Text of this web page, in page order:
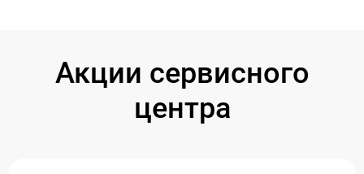
Акции сервисного
центра